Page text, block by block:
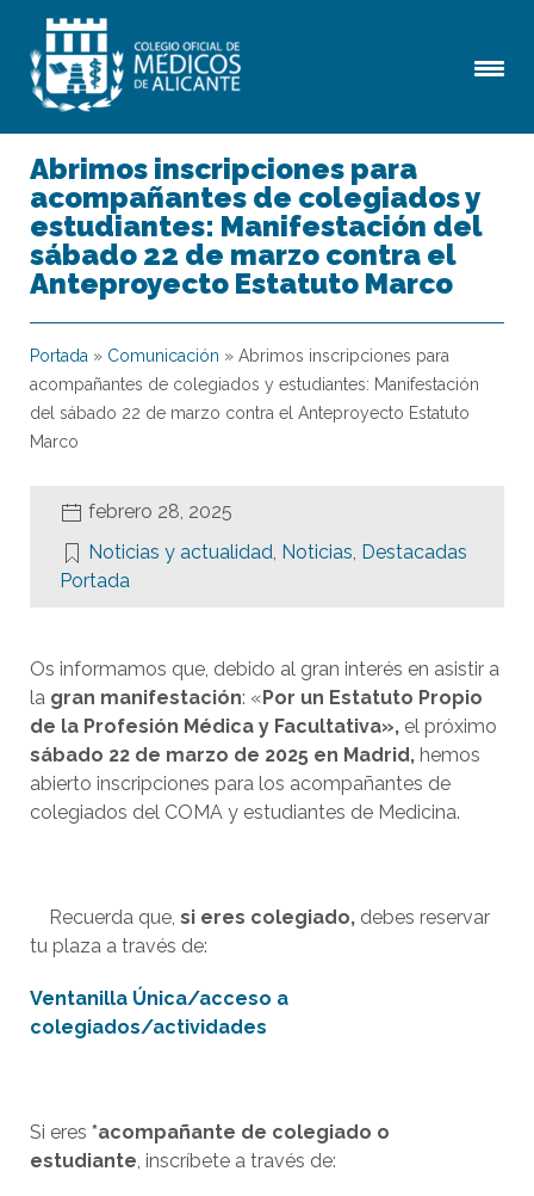
Abrimos inscripciones para
acompañantes de colegiados y
estudiantes: Manifestación del
sábado 22 de marzo contra el
Anteproyecto Estatuto Marco
Portada » Comunicación » Abrimos inscripciones para
acompañantes de colegiados y estudiantes: Manifestación
del sábado 22 de marzo contra el Anteproyecto Estatuto
Marco
febrero 28, 2025
Noticias y actualidad, Noticias, Destacadas
Portada
Os informamos que, debido al gran interés en asistir a
la gran manifestación: «Por un Estatuto Propio
de la Profesión Médica y Facultativa», el próximo
sábado 22 de marzo de 2025 en Madrid, hemos
abierto inscripciones para los acompañantes de
colegiados del COMA y estudiantes de Medicina.
Recuerda que, si eres colegiado, debes reservar
tu plaza a través de:
Ventanilla Única/acceso a
colegiados/actividades
Si eres *acompañante de colegiado o
estudiante, inscríbete a través de: